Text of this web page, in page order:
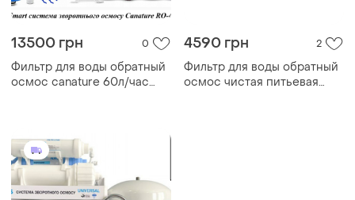
13500 грн 0
Фильтр для воды обратный
осмос canature 60л/час
4590 грн 2
Фильтр для воды обратный
осмос чистая питьевая